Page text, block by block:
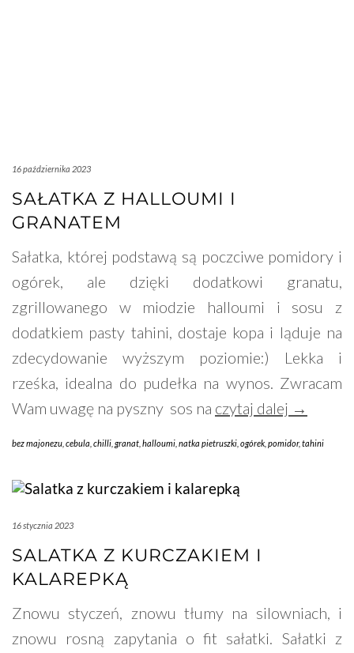
16 października 2023
SAŁATKA Z HALLOUMI I
GRANATEM
Sałatka, której podstawą są poczciwe pomidory i
ogórek, ale dzięki dodatkowi granatu,
zgrillowanego w miodzie halloumi i sosu z
dodatkiem pasty tahini, dostaje kopa i ląduje na
zdecydowanie wyższym poziomie:) Lekka i
rześka, idealna do pudełka na wynos. Zwracam
Wam uwagę na pyszny sos na czytaj dalej →
bez majonezu cebula chilli granat halloumi natka pietruszki ogórek pomidor, tahini
16 stycznia 2023
SALATKA Z KURCZAKIEM I
KALAREPKĄ
Znowu styczeń, znowu tłumy na silowniach, i
znowu rosną zapytania o fit sałatki. Sałatki z